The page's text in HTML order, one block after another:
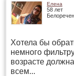
Елена
58 лет
Хотела бы
немного
возрасте
всем...